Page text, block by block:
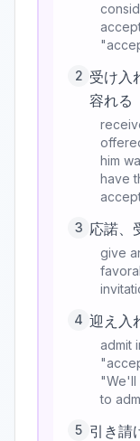
2 受け入
容れる
him
have
3 応諾、
give
4 迎え入
admit
"We'll
to
5 引き請